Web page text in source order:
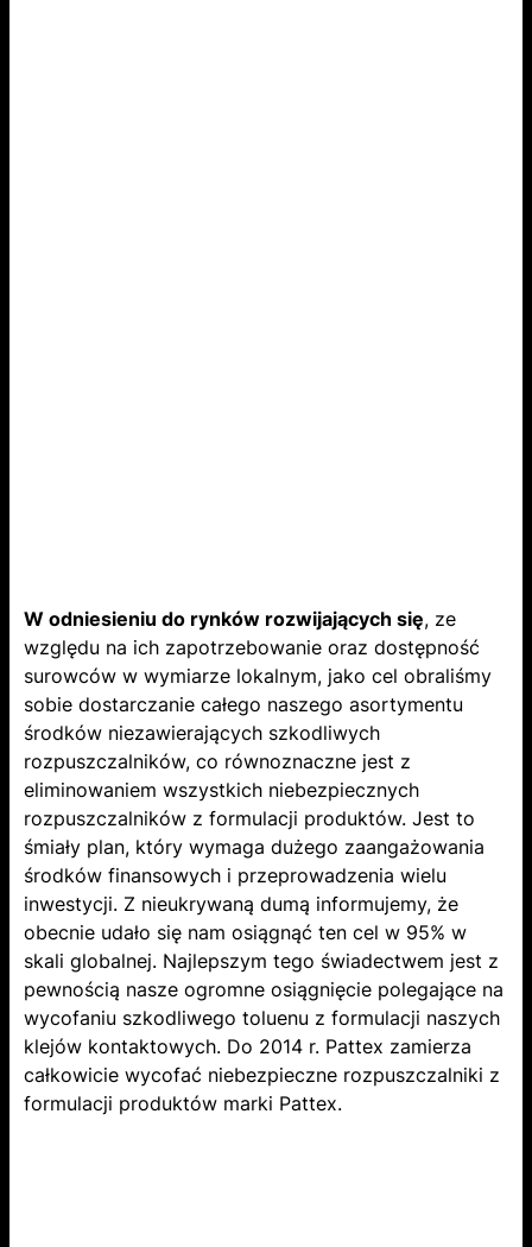
W odniesieniu do rynków rozwijających się, ze
względu na ich zapotrzebowanie oraz dostępność
surowców w wymiarze lokalnym, jako cel obraliśmy
sobie dostarczanie całego naszego asortymentu
środków niezawierających szkodliwych
rozpuszczalników, co równoznaczne jest z
eliminowaniem wszystkich niebezpiecznych
rozpuszczalników z formulacji produktów. Jest to
śmiały plan, który wymaga dużego zaangażowania
środków finansowych i przeprowadzenia wielu
inwestycji. Z nieukrywaną dumą informujemy, że
obecnie udało się nam osiągnąć ten cel w 95% w
skali globalnej. Najlepszym tego świadectwem jest z
pewnością nasze ogromne osiągnięcie polegające na
wycofaniu szkodliwego toluenu z formulacji naszych
klejów kontaktowych. Do 2014 r. Pattex zamierza
całkowicie wycofać niebezpieczne rozpuszczalniki z
formulacji produktów marki Pattex.